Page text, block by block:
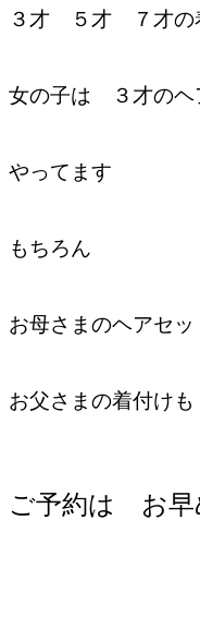
３才 ５才 ７才の
女の子は ３才のヘ
やってます
もちろん
お母さまのヘアセ
お父さまの着付け
ご予約は お